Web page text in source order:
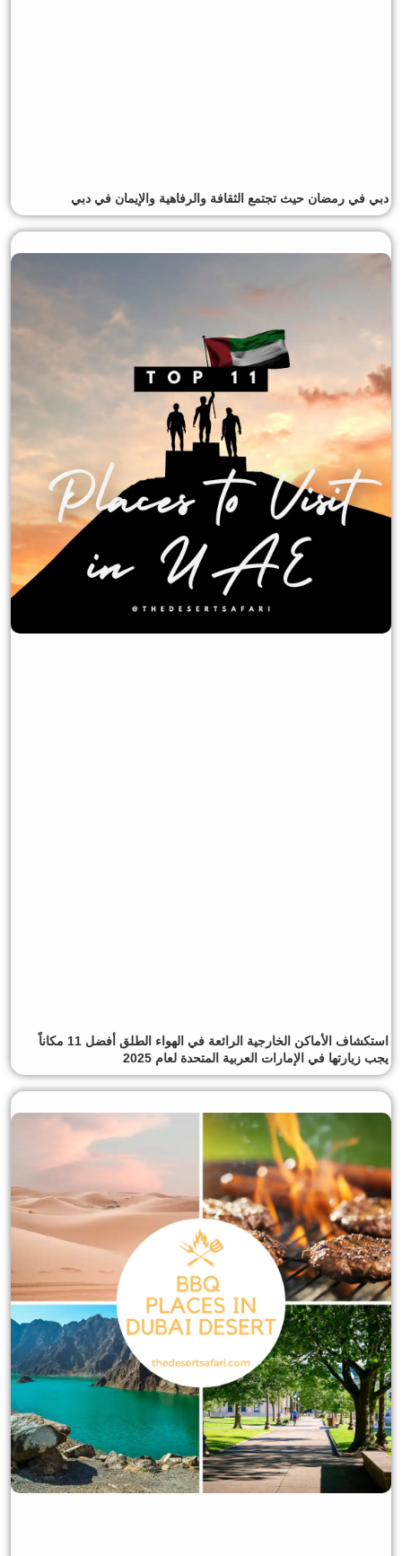
دبي في رمضان حيث تجتمع الثقافة والرفاهية والإيمان في دبي
استكشاف الأماكن الخارجية الرائعة في الهواء الطلق أفضل 11 مكاناً
يجب زيارتها في الإمارات العربية المتحدة لعام 2025